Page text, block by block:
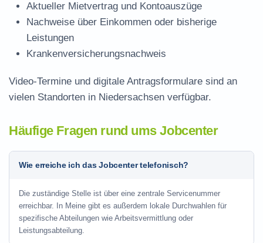
Aktueller Mietvertrag und Kontoauszüge
Nachweise über Einkommen oder bisherige
Leistungen
Krankenversicherungsnachweis
Video-Termine und digitale Antragsformulare sind an
vielen Standorten in Niedersachsen verfügbar.
Häufige Fragen rund ums Jobcenter
Wie erreiche ich das Jobcenter telefonisch?
Die zuständige Stelle ist über eine zentrale Servicenummer
erreichbar. In Meine gibt es außerdem lokale Durchwahlen für
spezifische Abteilungen wie Arbeitsvermittlung oder
Leistungsabteilung.